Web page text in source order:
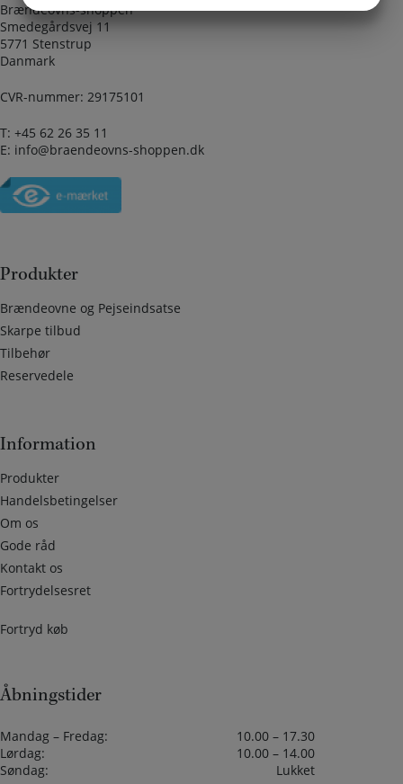
Brændeovns-shoppen
Smedegårdsvej 11
5771 Stenstrup
Danmark
CVR-nummer: 29175101
T: +45 62 26 35 11
E: info@braendeovns-shoppen.dk
Produkter
Brændeovne og Pejseindsatse
Skarpe tilbud
Tilbehør
Reservedele
Information
Produkter
Handelsbetingelser
Om os
Gode råd
Kontakt os
Fortrydelsesret
Fortryd køb
Åbningstider
Mandag – Fredag:
10.00 – 17.30
Lørdag:
10.00 – 14.00
Søndag:
Lukket
MARKETING